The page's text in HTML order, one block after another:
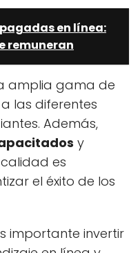
en línea:
remuneran
amplia gama de
las diferentes
Además,
y
es
el éxito de los
importante invertir